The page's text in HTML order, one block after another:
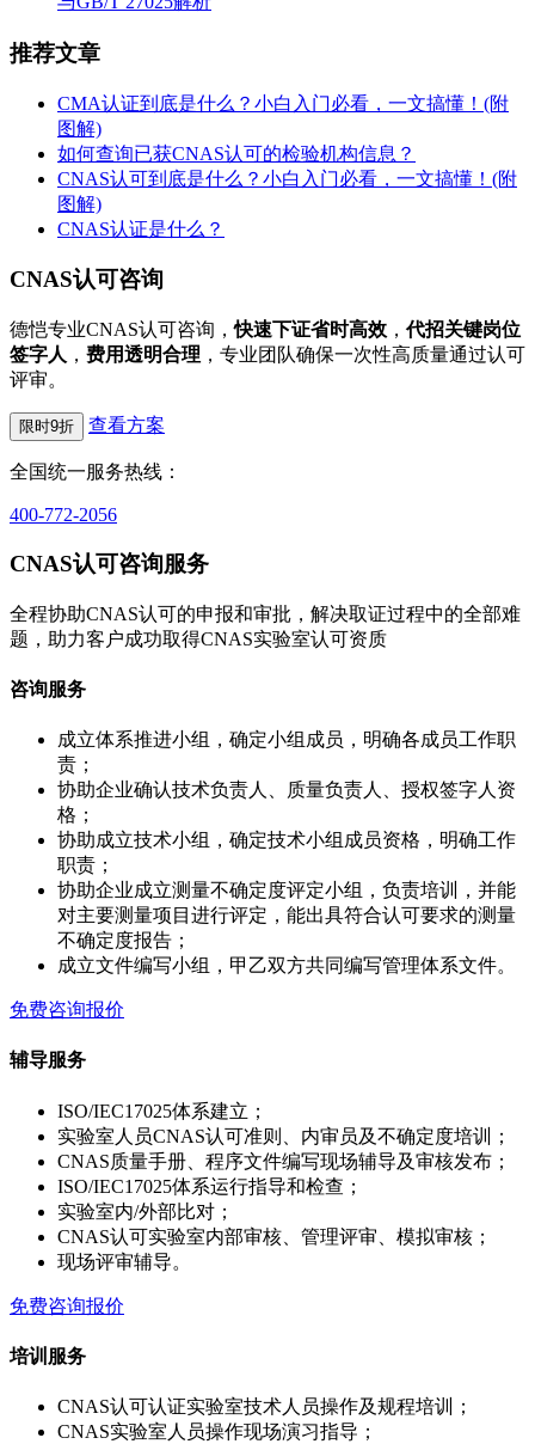
推荐文章
CMA认证到底是什么？小白入门必看，一文搞懂！(附
图解)
如何查询已获CNAS认可的检验机构信息？
CNAS认可到底是什么？小白入门必看，一文搞懂！(附
图解)
CNAS认证是什么？
CNAS认可咨询
德恺专业CNAS认可咨询，快速下证省时高效 ，代招关键岗位
签字人 ， 费用透明合理 ，专业团队确保一次性高质量通过认可
评审。
限时9折 查看方案
全国统一服务热线：
400-772-2056
CNAS认可咨询服务
全程协助CNAS认可的申报和审批，解决取证过程中的全部难
题，助力客户成功取得CNAS实验室认可资质
咨询服务
成立体系推进小组，确定小组成员，明确各成员工作职
责；
协助企业确认技术负责人、质量负责人、授权签字人资
格；
协助成立技术小组，确定技术小组成员资格，明确工作
职责；
协助企业成立测量不确定度评定小组，负责培训，并能
对主要测量项目进行评定，能出具符合认可要求的测量
不确定度报告；
成立文件编写小组，甲乙双方共同编写管理体系文件。
免费咨询报价
辅导服务
ISO/IEC17025体系建立；
实验室人员CNAS认可准则、内审员及不确定度培训；
CNAS质量手册、程序文件编写现场辅导及审核发布；
ISO/IEC17025体系运行指导和检查；
实验室内/外部比对；
CNAS认可实验室内部审核、管理评审、模拟审核；
现场评审辅导。
免费咨询报价
培训服务
CNAS认可认证实验室技术人员操作及规程培训；
CNAS实验室人员操作现场演习指导；